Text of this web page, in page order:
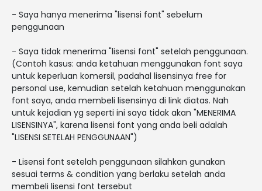
- Saya hanya menerima "lisensi font" sebelum
penggunaan
- Saya tidak menerima "lisensi font" setelah penggunaan.
(Contoh kasus: anda ketahuan menggunakan font saya
untuk keperluan komersil, padahal lisensinya free for
personal use, kemudian setelah ketahuan menggunakan
font saya, anda membeli lisensinya di link diatas. Nah
untuk kejadian yg seperti ini saya tidak akan "MENERIMA
LISENSINYA", karena lisensi font yang anda beli adalah
"LISENSI SETELAH PENGGUNAAN")
- Lisensi font setelah penggunaan silahkan gunakan
sesuai terms & condition yang berlaku setelah anda
membeli lisensi font tersebut